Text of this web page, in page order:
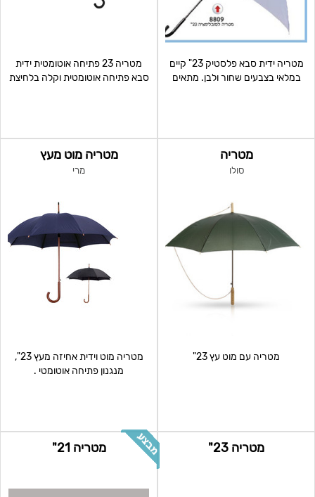
מטריה ידית סבא פלסטיק 23" קיים
במלאי בצבעים שחור ולבן. מתאים
מטריה 23 פתיחה אוטומטית ידית
סבא פתיחה אוטומטית וקלה בלחיצת
מטריה
סולו
מטריה עם מוט עץ 23"
מטריה מוט מעץ
מרי
מטריה מוט וידית אחיזה מעץ 23",
מנגנון פתיחה אוטומטי .
מטריה 23" מטריה 21"